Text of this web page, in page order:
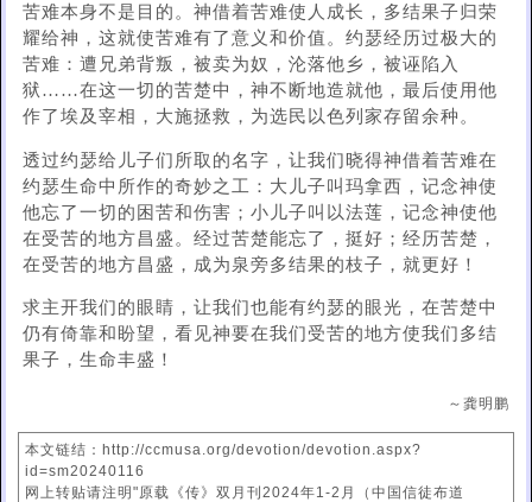
苦难本身不是目的。神借着苦难使人成长，多结果子归荣
耀给神，这就使苦难有了意义和价值。约瑟经历过极大的
苦难：遭兄弟背叛，被卖为奴，沦落他乡，被诬陷入
狱……在这一切的苦楚中，神不断地造就他，最后使用他
作了埃及宰相，大施拯救，为选民以色列家存留余种。
透过约瑟给儿子们所取的名字，让我们晓得神借着苦难在
约瑟生命中所作的奇妙之工：大儿子叫玛拿西，记念神使
他忘了一切的困苦和伤害；小儿子叫以法莲，记念神使他
在受苦的地方昌盛。经过苦楚能忘了，挺好；经历苦楚，
在受苦的地方昌盛，成为泉旁多结果的枝子，就更好！
求主开我们的眼睛，让我们也能有约瑟的眼光，在苦楚中
仍有倚靠和盼望，看见神要在我们受苦的地方使我们多结
果子，生命丰盛！
～龚明鹏
本文链结：http://ccmusa.org/devotion/devotion.aspx?
id=sm20240116
网上转贴请注明"原载《传》双月刊2024年1-2月（中国信徒布道